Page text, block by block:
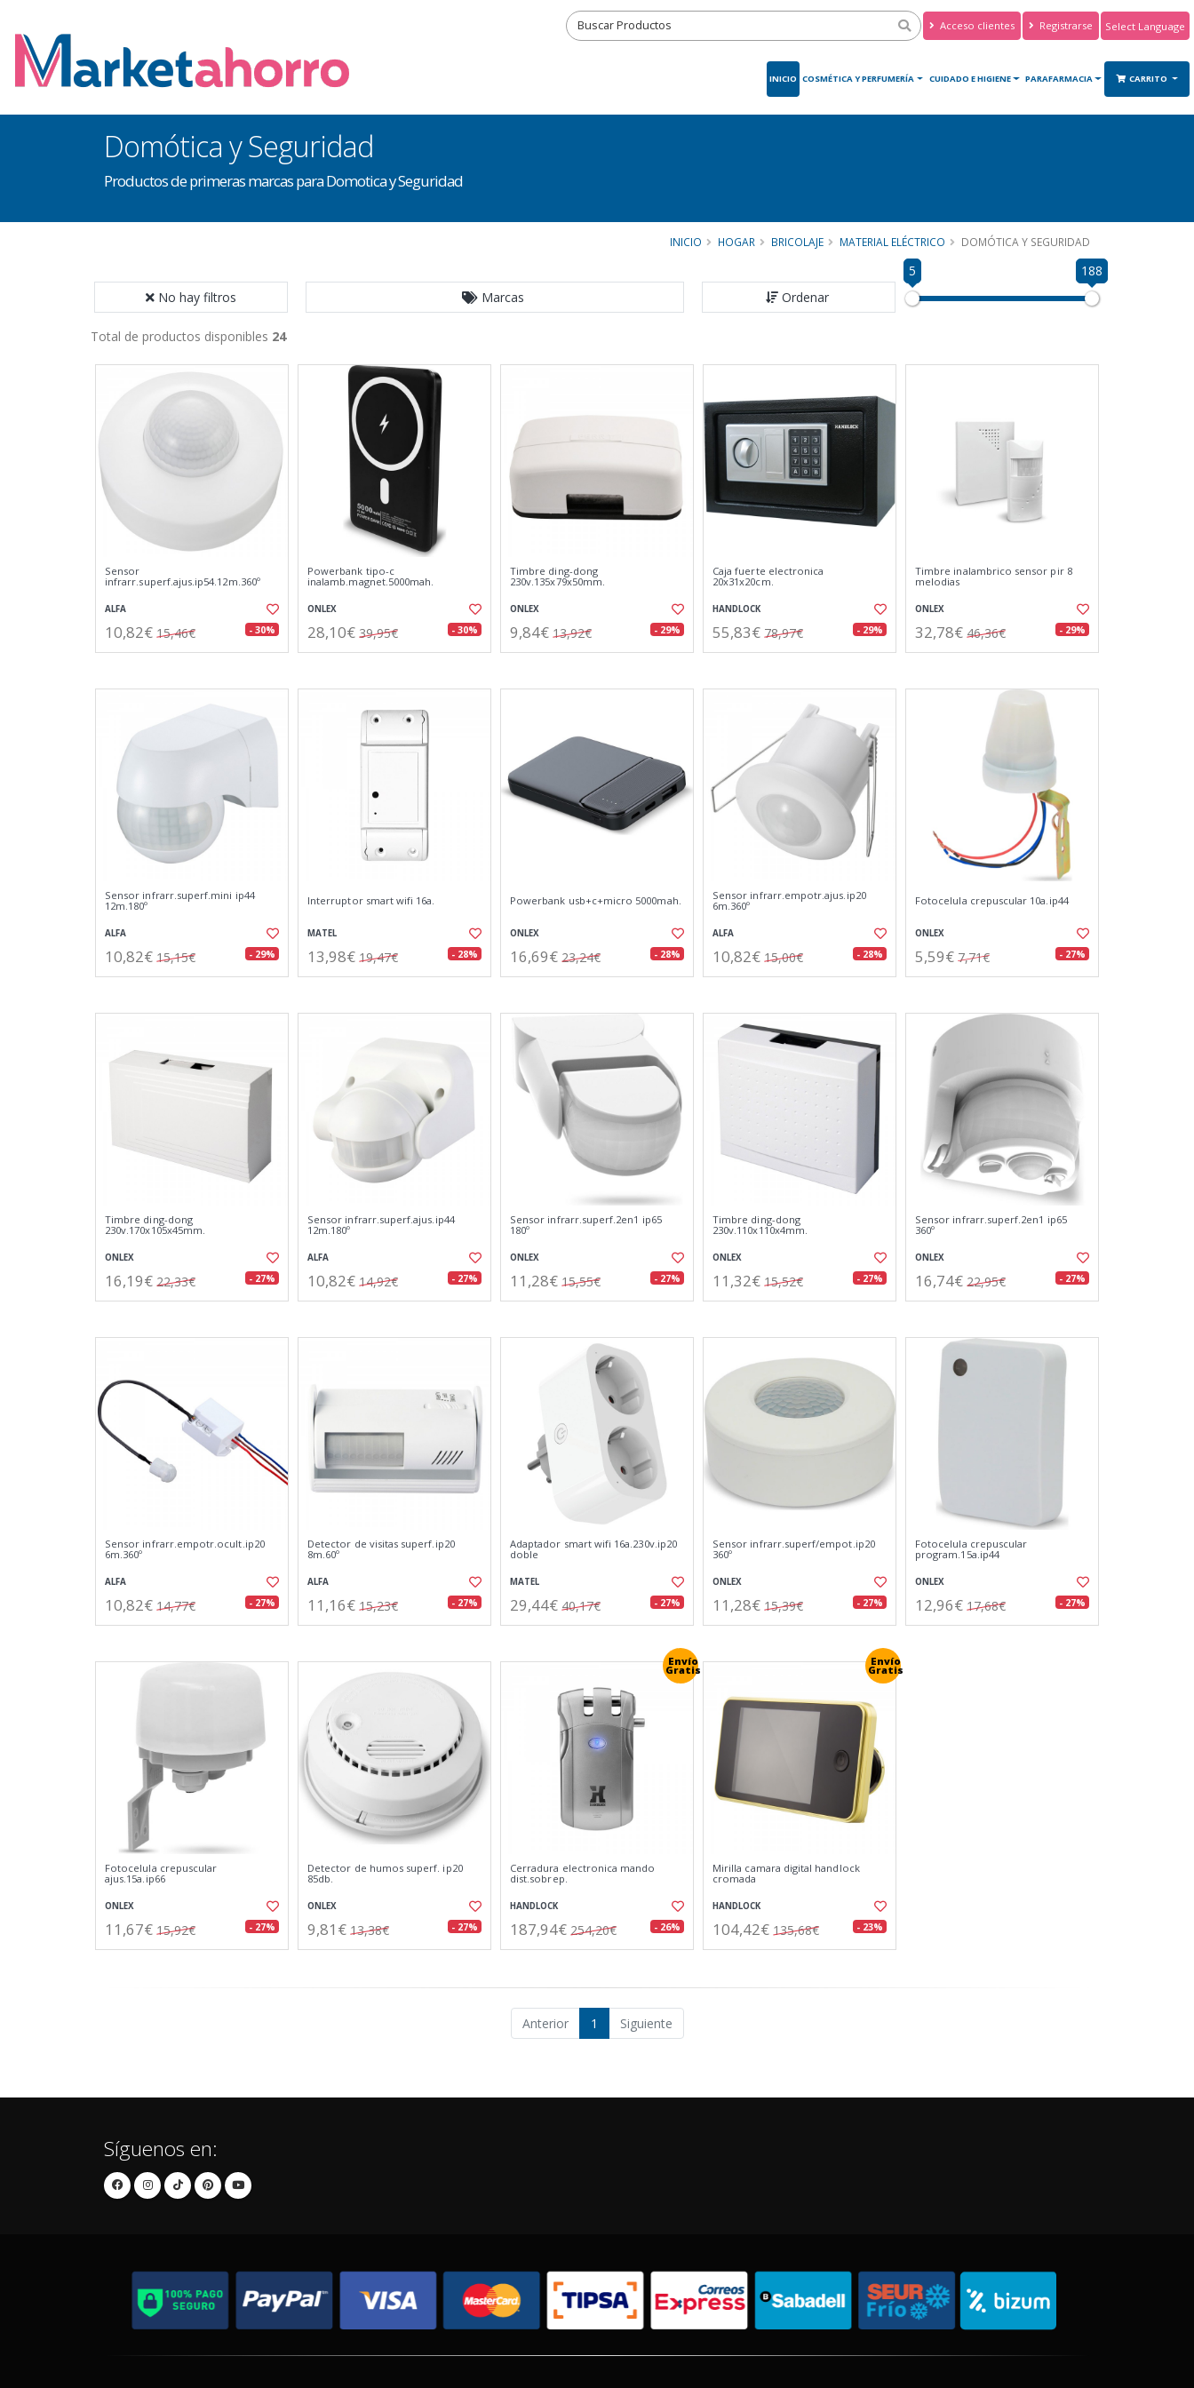
Acceso clientes Registrarse
Translate
INICIO COSMÉTICA Y PERFUMERÍA CUIDADO E HIGIENE PARAFARMACIA CARRITO
Domótica y Seguridad
Productos de primeras marcas para Domotica y Seguridad
INICIO HOGAR BRICOLAJE MATERIAL ELÉCTRICO DOMÓTICA Y SEGURIDAD
No hay filtros Marcas Ordenar
5 188
Total de productos disponibles 24
Sensor
infrarr.superf.ajus.ip54.12m.360º
ALFA
10,82€ 15,46€ - 30%
Powerbank tipo-c
inalamb.magnet.5000mah.
ONLEX
28,10€ 39,95€ - 30%
Timbre ding-dong
230v.135x79x50mm.
ONLEX
9,84€ 13,92€ - 29%
Caja fuerte electronica
20x31x20cm.
HANDLOCK
55,83€ 78,97€ - 29%
Timbre inalambrico sensor pir 8
melodias
ONLEX
32,78€ 46,36€ - 29%
Sensor infrarr.superf.mini ip44
12m.180º
ALFA
10,82€ 15,15€ - 29%
Interruptor smart wifi 16a.
MATEL
13,98€ 19,47€ - 28%
Powerbank usb+c+micro 5000mah.
ONLEX
16,69€ 23,24€ - 28%
Sensor infrarr.empotr.ajus.ip20
6m.360º
ALFA
10,82€ 15,00€ - 28%
Fotocelula crepuscular 10a.ip44
ONLEX
5,59€ 7,71€ - 27%
Timbre ding-dong
230v.170x105x45mm.
ONLEX
16,19€ 22,33€ - 27%
Sensor infrarr.superf.ajus.ip44
12m.180º
ALFA
10,82€ 14,92€ - 27%
Sensor infrarr.superf.2en1 ip65
180º
ONLEX
11,28€ 15,55€ - 27%
Timbre ding-dong
230v.110x110x4mm.
ONLEX
11,32€ 15,52€ - 27%
Sensor infrarr.superf.2en1 ip65
360º
ONLEX
16,74€ 22,95€ - 27%
Sensor infrarr.empotr.ocult.ip20
6m.360º
ALFA
10,82€ 14,77€ - 27%
Detector de visitas superf.ip20
8m.60º
ALFA
11,16€ 15,23€ - 27%
Adaptador smart wifi 16a.230v.ip20
doble
MATEL
29,44€ 40,17€ - 27%
Sensor infrarr.superf/empot.ip20
360º
ONLEX
11,28€ 15,39€ - 27%
Fotocelula crepuscular
program.15a.ip44
ONLEX
12,96€ 17,68€ - 27%
Fotocelula crepuscular
ajus.15a.ip66
ONLEX
11,67€ 15,92€ - 27%
Detector de humos superf. ip20
85db.
ONLEX
9,81€ 13,38€ - 27%
Envío
Gratis
Cerradura electronica mando
dist.sobrep.
HANDLOCK
187,94€ 254,20€ - 26%
Envío
Gratis
Mirilla camara digital handlock
cromada
HANDLOCK
104,42€ 135,68€ - 23%
Anterior 1 Siguiente
Síguenos en: